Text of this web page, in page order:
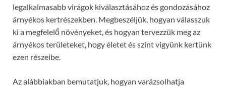
legalkalmasabb virágok kiválasztásához és gondozásához
árnyékos kertrészekben. Megbeszéljük, hogyan válasszuk
ki a megfelelő növényeket, és hogyan tervezzük meg az
árnyékos területeket, hogy életet és színt vigyünk kertünk
ezen részeibe.
Az alábbiakban bemutatjuk, hogyan varázsolhatja